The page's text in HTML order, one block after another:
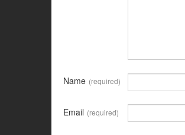
Name (required)
Email (required)